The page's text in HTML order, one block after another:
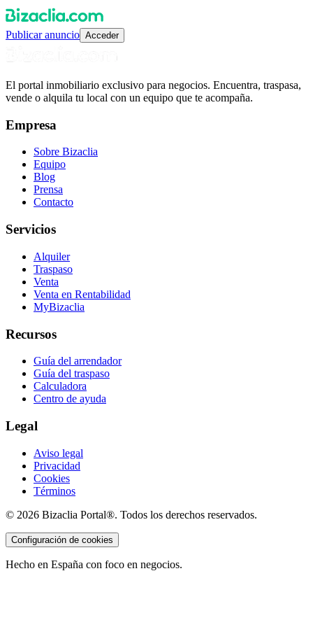
Publicar anuncio Acceder
El portal inmobiliario exclusivo para negocios. Encuentra, traspasa,
vende o alquila tu local con un equipo que te acompaña.
Empresa
Sobre Bizaclia
Equipo
Blog
Prensa
Contacto
Servicios
Alquiler
Traspaso
Venta
Venta en Rentabilidad
MyBizaclia
Recursos
Guía del arrendador
Guía del traspaso
Calculadora
Centro de ayuda
Legal
Aviso legal
Privacidad
Cookies
Términos
© 2026 Bizaclia Portal®. Todos los derechos reservados.
Configuración de cookies
Hecho en España con foco en negocios.